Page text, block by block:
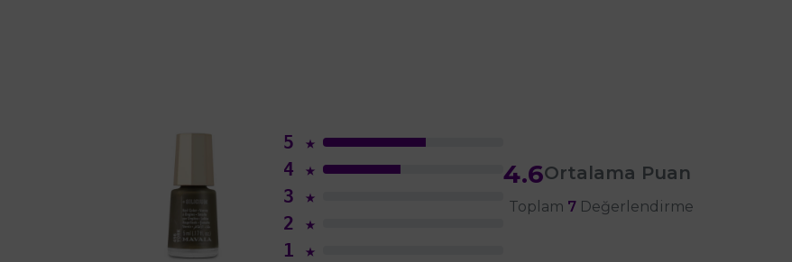
5 ★
4 ★
3 ★
2 ★
1 ★
4.6Ortalama Puan
Toplam 7Değerlendirme